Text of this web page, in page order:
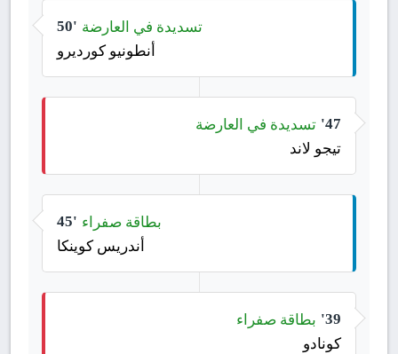
50' تسديدة في العارضة
أنطونيو كورديرو
47' تسديدة في العارضة
تيجو لاند
45' بطاقة صفراء
أندريس كوينكا
39' بطاقة صفراء
كونادو